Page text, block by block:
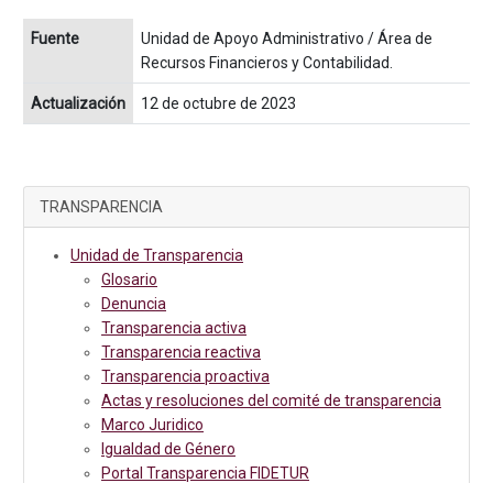
TRANSPARENCIA
Unidad de Transparencia
Glosario
Denuncia
Transparencia activa
Transparencia reactiva
Transparencia proactiva
Actas y resoluciones del comité de transparencia
Marco Juridico
Igualdad de Género
Portal Transparencia FIDETUR
Fuente
Unidad de Apoyo Administrativo / Área de
Recursos Financieros y Contabilidad.
Actualización 12 de octubre de 2023